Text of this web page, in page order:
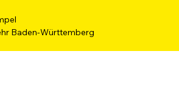
Baden-Württemberg